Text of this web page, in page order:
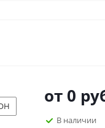
от 0
В наличии